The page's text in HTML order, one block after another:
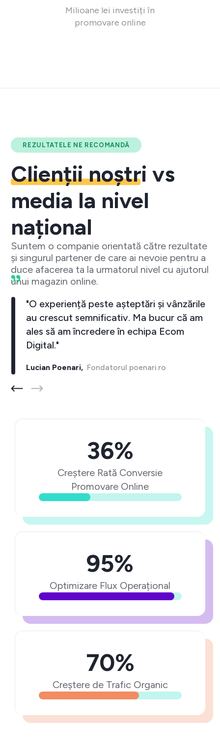
Milioane lei investiți în
promovare online
REZULTATELE NE RECOMANDĂ
Clienții noștri vs
media la nivel
național
Suntem o companie orientată către rezultate
și singurul partener de care ai nevoie pentru a
duce afacerea ta la urmatorul nivel cu ajutorul
unui magazin online.
"O experiență peste așteptări și vânzările
au crescut semnificativ. Ma bucur că am
ales să am încredere în echipa Ecom
Digital."
Lucian Poenari,Fondatorul poenari.ro
36%
Creștere Rată Conversie
Promovare Online
95%
Optimizare Flux Operațional
70%
Creștere de Trafic Organic